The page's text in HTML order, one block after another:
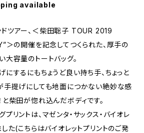
available
ツアー、＜柴田聡子 TOUR 2019
＞の開催を記念してつくられた、厚手の
大容量のトートバッグ。
にするにもちょうど良い持ち手、ちょっと
手提げにしても地面につかない絶妙な感
と柴田が惚れ込んだボディです。
リントは、マゼンタ・サックス・バイオレ
た(こちらはバイオレットプリントのご発